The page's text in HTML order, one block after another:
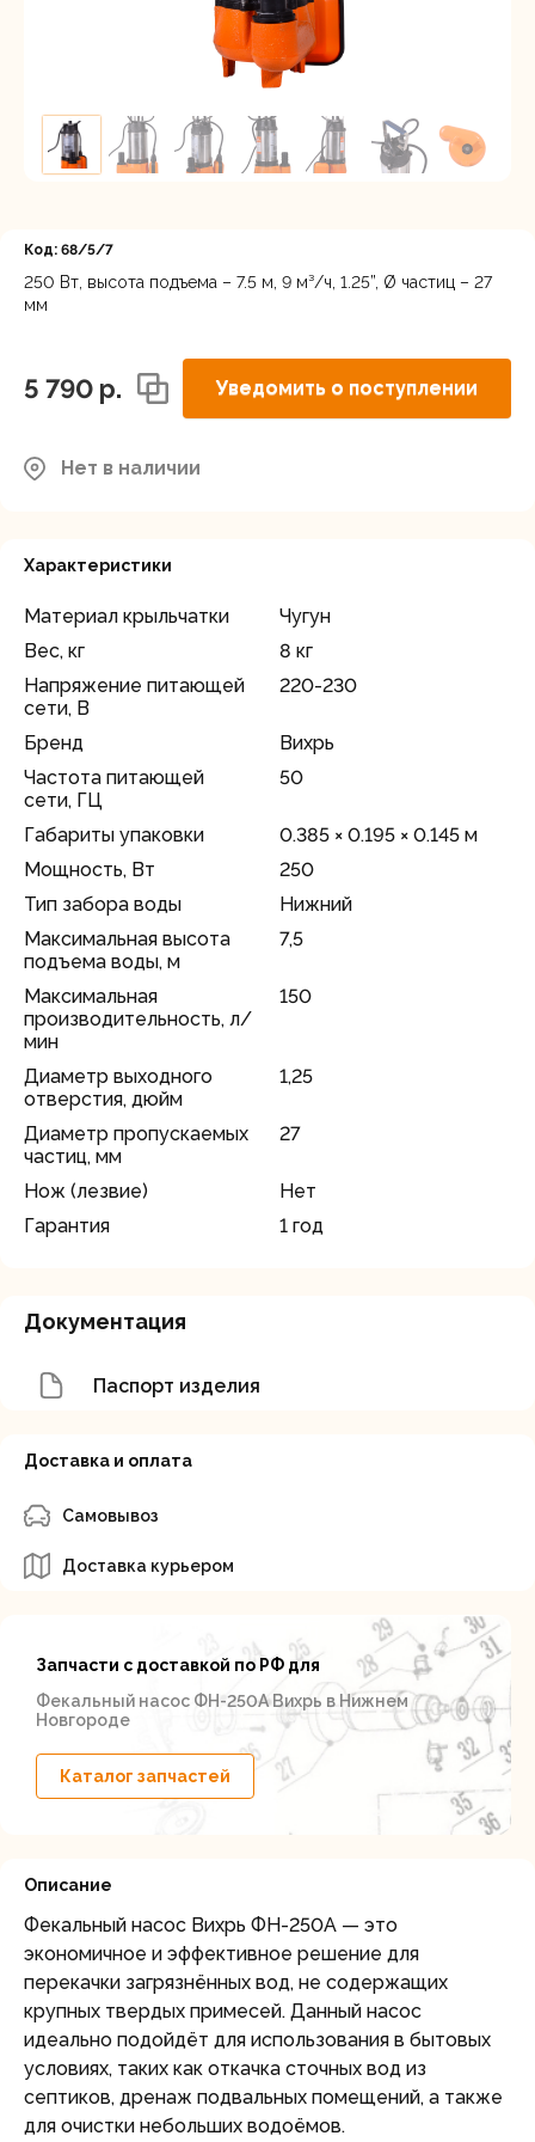
Код: 68/5/7
250 Вт, высота подъема – 7.5 м, 9 м³/ч, 1.25”, Ø частиц – 27
мм
5 790 p. Уведомить о поступлении
Нет в наличии
Характеристики
Материал крыльчатки
Чугун
Вес, кг
8 кг
Напряжение питающей
сети, В
220-230
Бренд
Вихрь
Частота питающей
сети, ГЦ
50
Габариты упаковки
0.385 × 0.195 × 0.145 м
Мощность, Вт
250
Тип забора воды
Нижний
Максимальная высота
подъема воды, м
7,5
Максимальная
производительность, л/
мин
150
Диаметр выходного
отверстия, дюйм
1,25
Диаметр пропускаемых
частиц, мм
27
Нож (лезвие)
Нет
Гарантия
1 год
Документация
Паспорт изделия
Доставка и оплата
Самовывоз
Доставка курьером
Запчасти с доставкой по РФ для
Фекальный насос ФН-250А Вихрь в Нижнем
Новгороде
Каталог запчастей
Описание
Фекальный насос Вихрь ФН-250А — это
экономичное и эффективное решение для
перекачки загрязнённых вод, не содержащих
крупных твердых примесей. Данный насос
идеально подойдёт для использования в бытовых
условиях, таких как откачка сточных вод из
септиков, дренаж подвальных помещений, а также
для очистки небольших водоёмов.
Регистрация